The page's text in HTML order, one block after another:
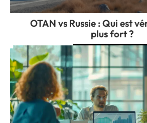
OTAN vs Russie : Qui est
plus fort ?